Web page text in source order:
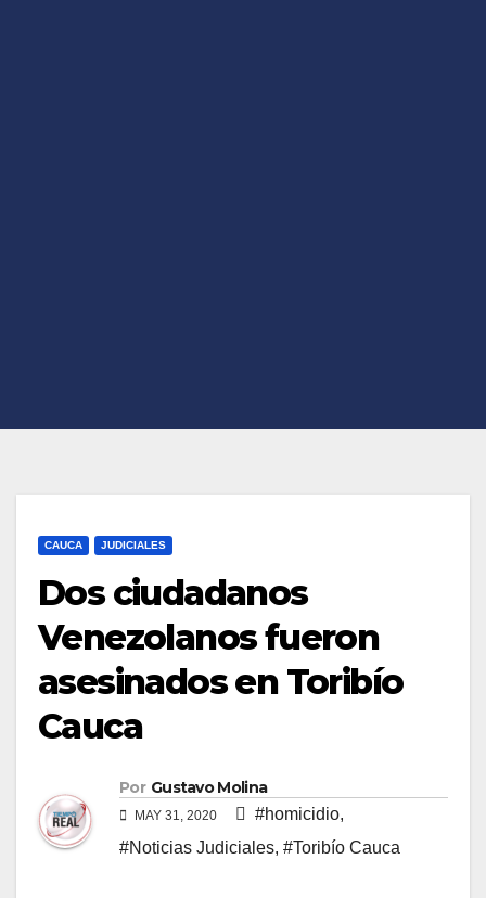
CAUCA JUDICIALES
Dos ciudadanos
Venezolanos fueron
asesinados en Toribío
Cauca
Por Gustavo Molina
MAY 31, 2020 #homicidio,
#Noticias Judiciales, #Toribío Cauca